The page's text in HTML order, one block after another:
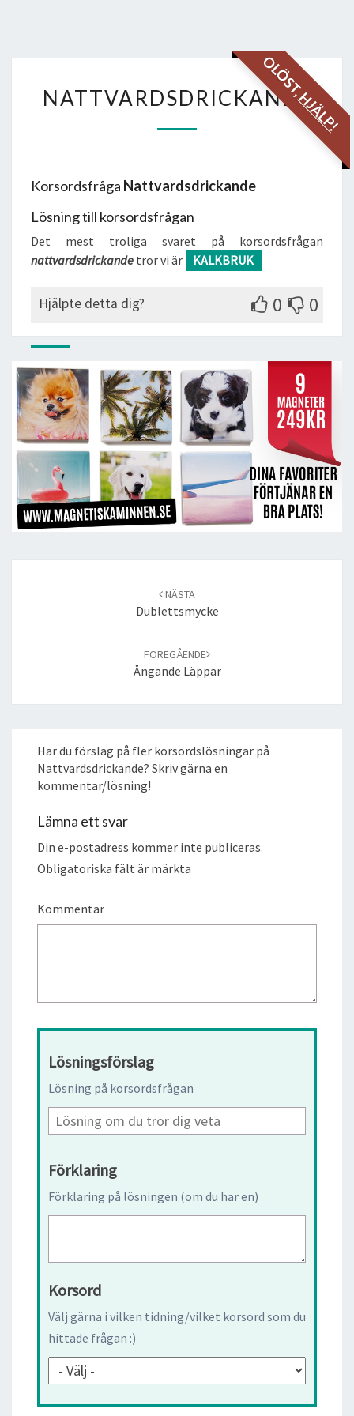
OLÖST,
HJÄLP!
NATTVARDSDRICKANDE
NATTVARDSDRICKANDE
Korsordsfråga Nattvardsdrickande
Lösning till korsordsfrågan
Det mest troliga svaret på korsordsfrågan
nattvardsdrickande tror vi är KALKBRUK
Hjälpte detta dig? 0 0
NÄSTA
Dublettsmycke
FÖREGÅENDE
Ångande Läppar
Har du förslag på fler korsordslösningar på
Nattvardsdrickande? Skriv gärna en
kommentar/lösning!
Lämna ett svar
Din e-postadress kommer inte publiceras.
Obligatoriska fält är märkta
Kommentar
Lösningsförslag
Lösning på korsordsfrågan
Förklaring
Förklaring på lösningen (om du har en)
Korsord
Välj gärna i vilken tidning/vilket korsord som du
hittade frågan :)